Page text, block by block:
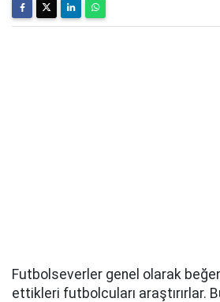
Futbolseverler genel olarak
ettikleri futbolcuları araştırırlar.